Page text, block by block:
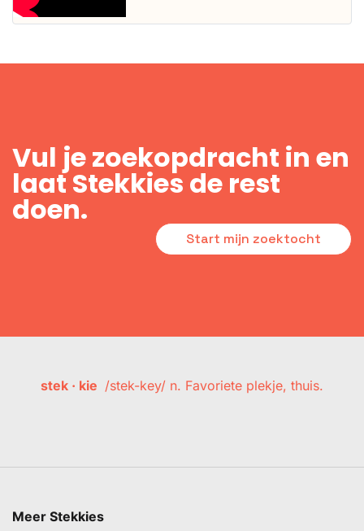
Vul je zoekopdracht in en
laat Stekkies de rest
doen.
Start mijn zoektocht
stek · kie /stek-key/ n. Favoriete plekje, thuis.
Meer Stekkies